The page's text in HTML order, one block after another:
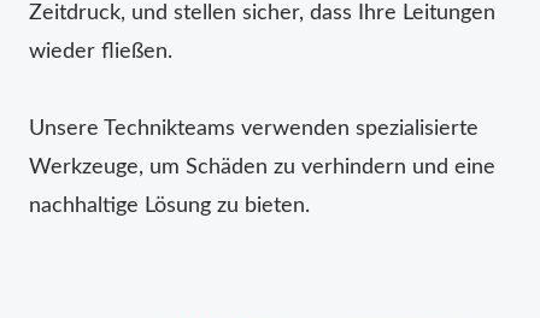
Zeitdruck, und stellen sicher, dass Ihre Leitungen
wieder fließen.
Unsere Technikteams verwenden spezialisierte
Werkzeuge, um Schäden zu verhindern und eine
nachhaltige Lösung zu bieten.